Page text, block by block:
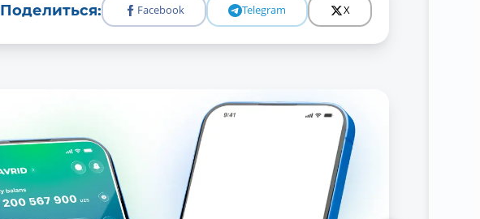
Поделиться: Facebook Telegram X